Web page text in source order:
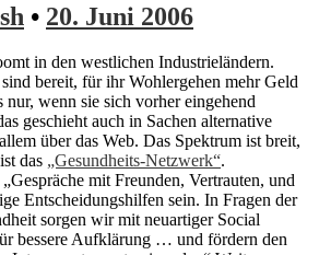
• 20. Juni 2006
in den westlichen Industrieländern.
bereit, für ihr Wohlergehen mehr Geld
nur, wenn sie sich vorher eingehend
geschieht auch in Sachen alternative
über das Web. Das Spektrum ist breit,
das „Gesundheits-Netzwerk“.
mit Freunden, Vertrauten, und
Entscheidungshilfen sein. In Fragen der
sorgen wir mit neuartiger Social
bessere Aufklärung … und fördern den